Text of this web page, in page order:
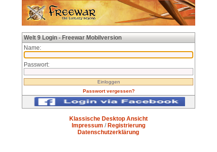
Welt 9 Login - Freewar Mobilversion
Name:
Passwort:
Passwort vergessen?
Klassische Desktop Ansicht
Impressum /Registrierung
Datenschutzerklärung